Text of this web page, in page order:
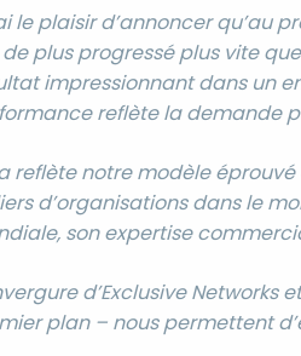
le plaisir d’annoncer qu’au
plus progressé plus vite
impressionnant dans un
reflète la demande
reflète notre modèle
d’organisations dans le
son expertise
d’Exclusive
plan – nous permettent